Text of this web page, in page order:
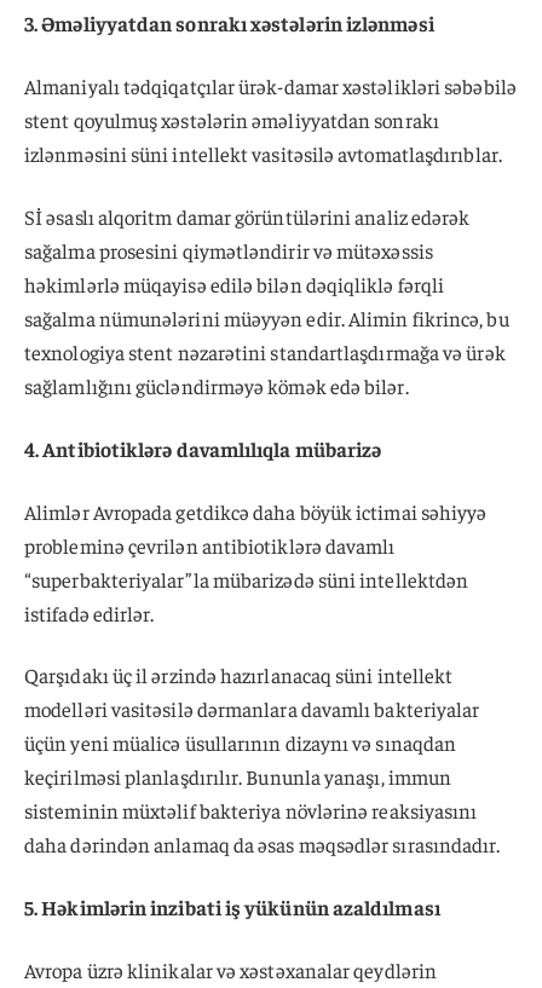
3. Əməliyyatdan sonrakı xəstələrin izlənməsi
Almaniyalı tədqiqatçılar ürək-damar xəstəlikləri səbəbilə
stent qoyulmuş xəstələrin əməliyyatdan sonrakı
izlənməsini süni intellekt vasitəsilə avtomatlaşdırıblar.
Sİ əsaslı alqoritm damar görüntülərini analiz edərək
sağalma prosesini qiymətləndirir və mütəxəssis
həkimlərlə müqayisə edilə bilən dəqiqliklə fərqli
sağalma nümunələrini müəyyən edir. Alimin fikrincə, bu
texnologiya stent nəzarətini standartlaşdırmağa və ürək
sağlamlığını gücləndirməyə kömək edə bilər.
4. Antibiotiklərə davamlılıqla mübarizə
Alimlər Avropada getdikcə daha böyük ictimai səhiyyə
probleminə çevrilən antibiotiklərə davamlı
“superbakteriyalar”la mübarizədə süni intellektdən
istifadə edirlər.
Qarşıdakı üç il ərzində hazırlanacaq süni intellekt
modelləri vasitəsilə dərmanlara davamlı bakteriyalar
üçün yeni müalicə üsullarının dizaynı və sınaqdan
keçirilməsi planlaşdırılır. Bununla yanaşı, immun
sisteminin müxtəlif bakteriya növlərinə reaksiyasını
daha dərindən anlamaq da əsas məqsədlər sırasındadır.
5. Həkimlərin inzibati iş yükünün azaldılması
Avropa üzrə klinikalar və xəstəxanalar qeydlərin